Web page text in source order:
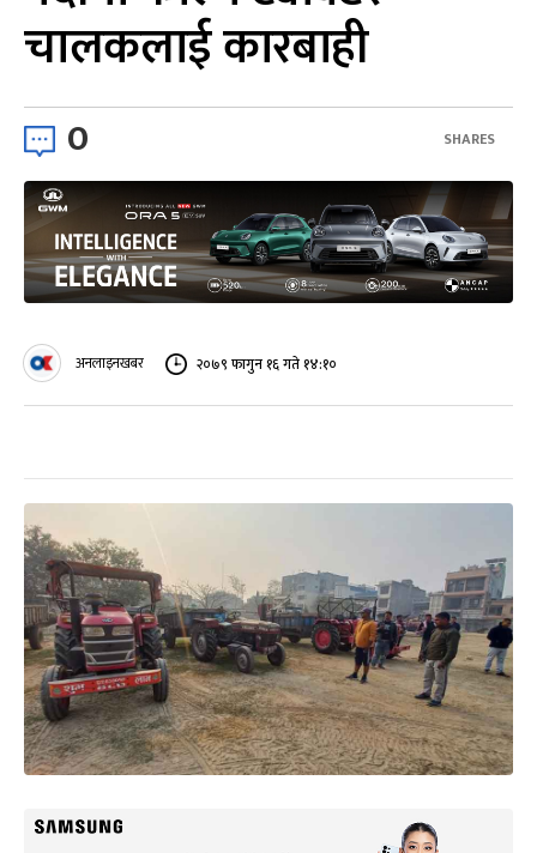
चालकलाई कारबाही
0 SHARES
अनलाइनखबर २०७९ फागुन १६ गते १४:१०